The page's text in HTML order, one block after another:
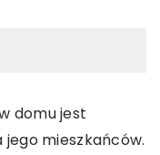
domu jest
mieszkańców.